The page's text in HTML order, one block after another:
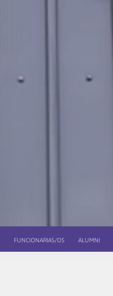
FUNCIONARIAS/OS ALUMNI